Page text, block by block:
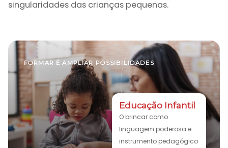
singularidades das crianças pequenas.
FORMAR É AMPLIAR POSSIBILIDADES
Educação Infantil
O brincar como
linguagem poderosa e
instrumento pedagógico